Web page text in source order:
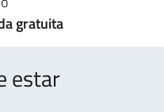
gratuita
estar